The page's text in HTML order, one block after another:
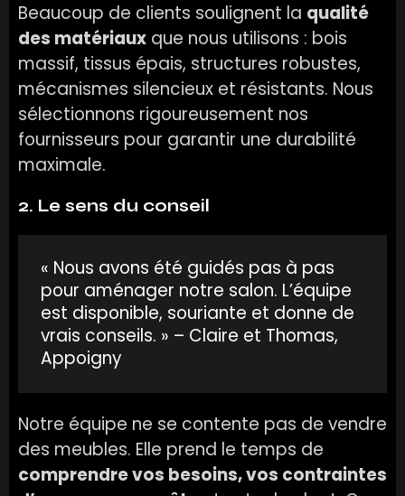
Beaucoup de clients soulignent la qualité
des matériaux que nous utilisons : bois
massif, tissus épais, structures robustes,
mécanismes silencieux et résistants. Nous
sélectionnons rigoureusement nos
fournisseurs pour garantir une durabilité
maximale.
2. Le sens du conseil
« Nous avons été guidés pas à pas
pour aménager notre salon. L’équipe
est disponible, souriante et donne de
vrais conseils. » – Claire et Thomas,
Appoigny
Notre équipe ne se contente pas de vendre
des meubles. Elle prend le temps de
comprendre vos besoins, vos contraintes